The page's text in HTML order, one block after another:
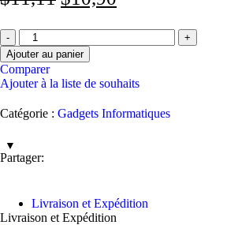
Ajouter au panier
Comparer
Ajouter à la liste de souhaits
Catégorie : Gadgets Informatiques
Partager:
Livraison et Expédition
Livraison et Expédition